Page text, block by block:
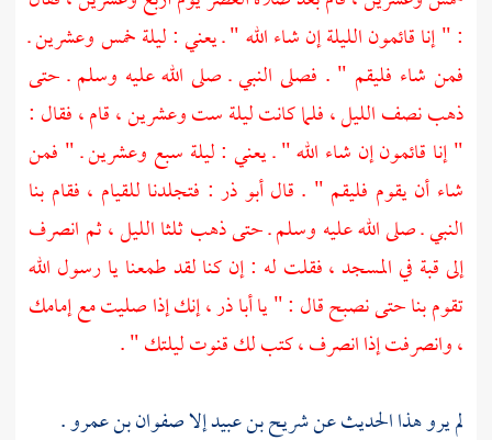
: " إنا قائمون الليلة إن شاء الله " ـ يعني : ليلة خمس وعشرين ـ
فمن شاء فليقم " . فصلى النبي ـ صلى الله عليه وسلم ـ حتى
ذهب نصف الليل ، فلما كانت ليلة ست وعشرين ، قام ، فقال :
" إنا قائمون إن شاء الله " ـ يعني : ليلة سبع وعشرين ـ " فمن
شاء أن يقوم فليقم " . قالأبو ذر : فتجلدنا للقيام ، فقام بنا
النبي ـ صلى الله عليه وسلم ـ حتى ذهب ثلثا الليل ، ثم انصرف
إلى قبة في المسجد ، فقلت له : إن كنا لقد طمعنا يا رسول الله
تقوم بنا حتى نصبح قال : " يا أبا ذر ، إنك إذا صليت مع إمامك
، وانصرفت إذا انصرف ، كتب لك قنوت ليلتك " .
لم يرو هذا الحديث عن شريح بن عبيد إلا صفوان بن عمرو .